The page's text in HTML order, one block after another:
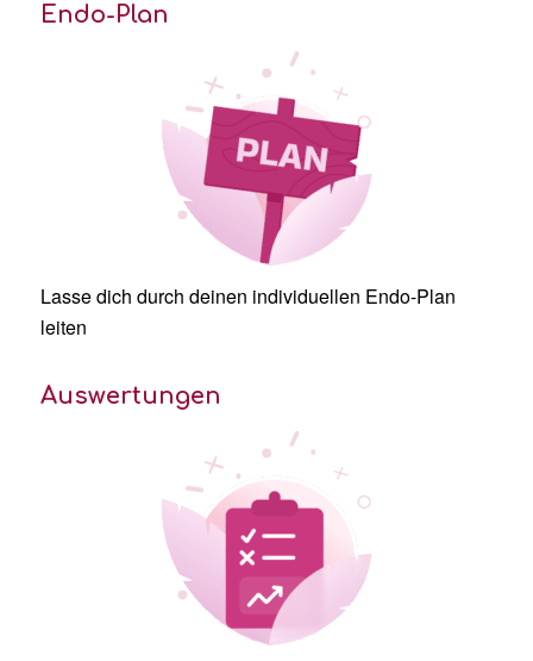
Endo-Plan
Lasse dich durch deinen individuellen Endo-Plan
leiten
Auswertungen